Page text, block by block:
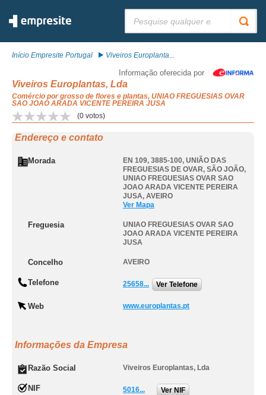
Início Empresite Portugal Viveiros Europlanta...
Informação oferecida por
Viveiros Europlantas, Lda
Comércio por grosso de flores e plantas, UNIAO FREGUESIAS OVAR
SAO JOAO ARADA VICENTE PEREIRA JUSA
(0 votos)
Endereço e contato
Morada
EN 109, 3885-100, UNIÃO DAS
FREGUESIAS DE OVAR, SÃO JOÃO,
UNIAO FREGUESIAS OVAR SAO
JOAO ARADA VICENTE PEREIRA
JUSA, AVEIRO
Ver Mapa
Freguesia
UNIAO FREGUESIAS OVAR SAO
JOAO ARADA VICENTE PEREIRA
JUSA
Concelho AVEIRO
Telefone 25658... Ver Telefone
Web www.europlantas.pt
Informações da Empresa
Razão Social Viveiros Europlantas, Lda
NIF 5016... Ver NIF